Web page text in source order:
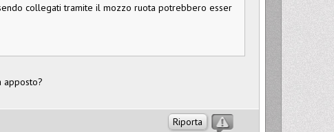
collegati tramite il mozzo ruota potrebbero esser
apposto?
Riporta